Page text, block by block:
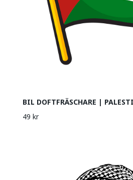
BIL DOFTFRÄSCHARE |
49 kr